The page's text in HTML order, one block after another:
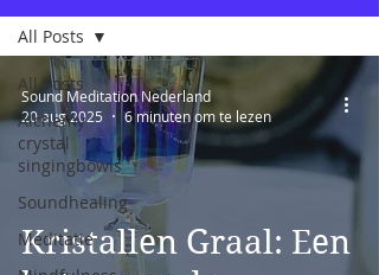
All Posts
Alchemy
crystal
singingbowls
Soundhealing
Meditatie
All Posts
Kristallen Graal: Een
Sound Meditation Nederland
20 aug 2025
6 minuten om te lezen